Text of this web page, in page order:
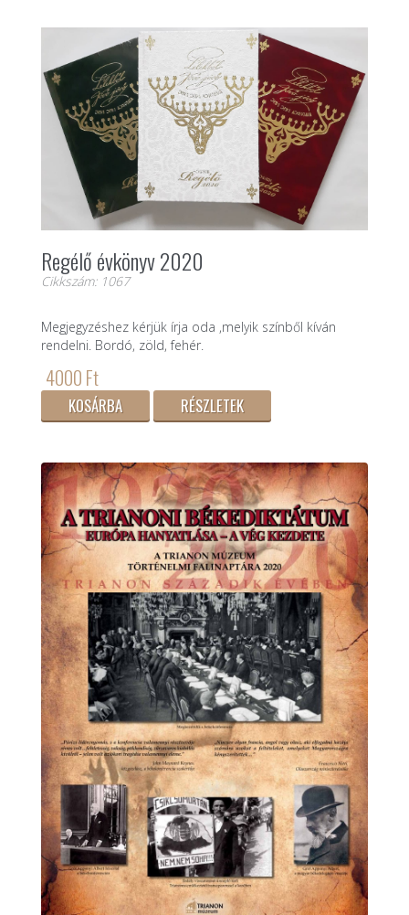
Regélő évkönyv 2020
Cikkszám: 1067
Megjegyzéshez kérjük írja oda ,melyik színből kíván
rendelni. Bordó, zöld, fehér.
4000 Ft
KOSÁRBA RÉSZLETEK